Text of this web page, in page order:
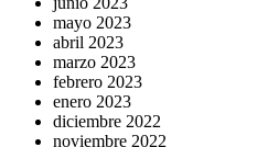
mayo 2023
abril 2023
marzo 2023
febrero 2023
enero 2023
diciembre 2022
noviembre 2022